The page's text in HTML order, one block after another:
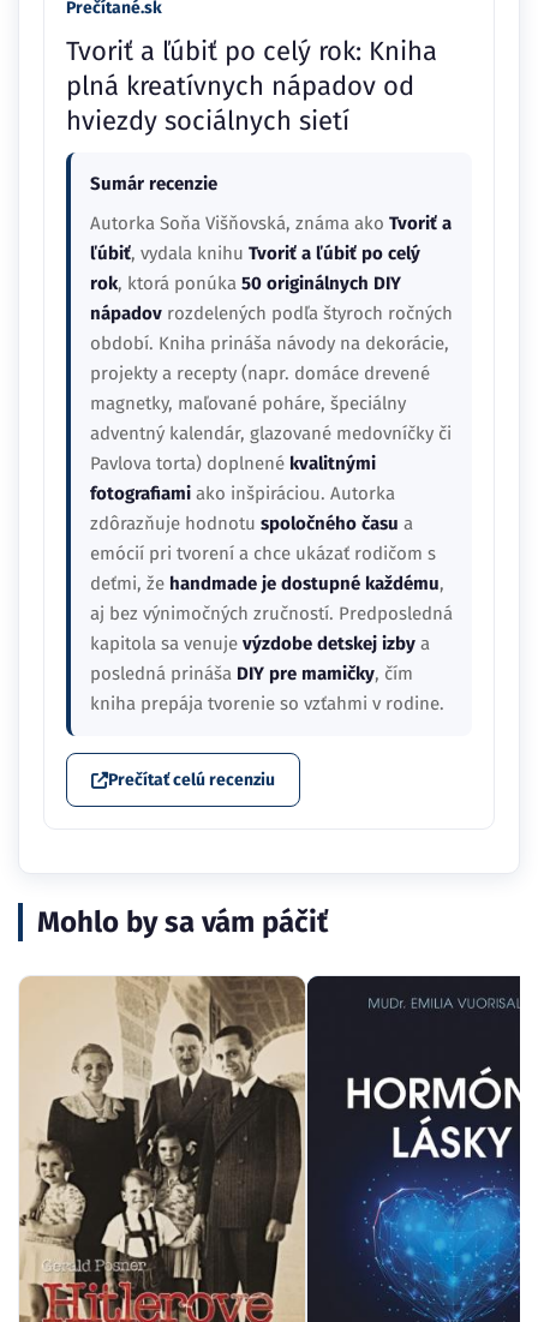
Prečítané.sk
Tvoriť a ľúbiť po celý rok: Kniha
plná kreatívnych nápadov od
hviezdy sociálnych sietí
Sumár recenzie
Autorka Soňa Višňovská, známa ako Tvoriť a
ľúbiť, vydala knihu Tvoriť a ľúbiť po celý
rok, ktorá ponúka 50 originálnych DIY
nápadov rozdelených podľa štyroch ročných
období. Kniha prináša návody na dekorácie,
projekty a recepty (napr. domáce drevené
magnetky, maľované poháre, špeciálny
adventný kalendár, glazované medovníčky či
Pavlova torta) doplnené kvalitnými
fotografiami ako inšpiráciou. Autorka
zdôrazňuje hodnotu spoločného času a
emócií pri tvorení a chce ukázať rodičom s
deťmi, že handmade je dostupné každému,
aj bez výnimočných zručností. Predposledná
kapitola sa venuje výzdobe detskej izby a
posledná prináša DIY pre mamičky, čím
kniha prepája tvorenie so vzťahmi v rodine.
Prečítať celú recenziu
Mohlo by sa vám páčiť